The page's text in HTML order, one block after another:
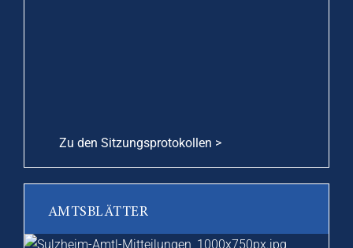
Zu den Sitzungsprotokollen >
AMTSBLÄTTER